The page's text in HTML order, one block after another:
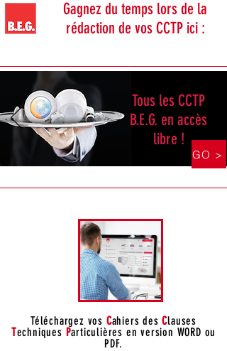
Gagnez du temps lors de la
rédaction de vos CCTP ici :
Tous les CCTP
B.E.G. en accès
libre !
GO >
Téléchargez vos Cahiers desClauses
Techniques Particulières en version WORD ou
PDF.